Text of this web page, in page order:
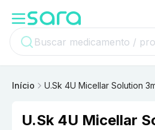
Início U.Sk 4U Micellar Solution
U.Sk 4U Micellar